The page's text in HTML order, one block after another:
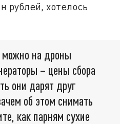
рублей, хотелось
на дроны
– цены сбора
они дарят друг
об этом снимать
как парням сухие